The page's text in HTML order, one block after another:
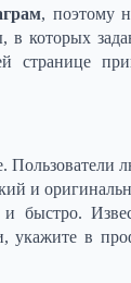
, поэтому
которых
странице
и
и быстро.
укажите в